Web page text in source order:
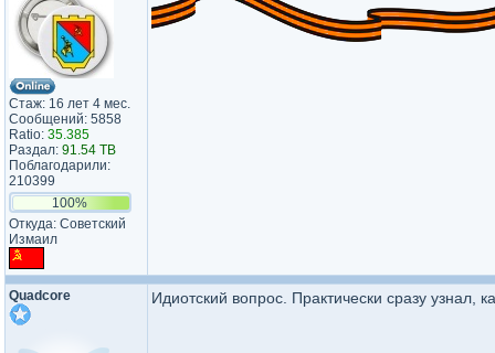
Стаж: 16 лет 4 мес.
Сообщений: 5858
Ratio: 35.385
Раздал: 91.54 TB
Поблагодарили:
210399
100%
Откуда: Советский
Измаил
Quadcore Идиотский вопрос. Практически сразу узнал,